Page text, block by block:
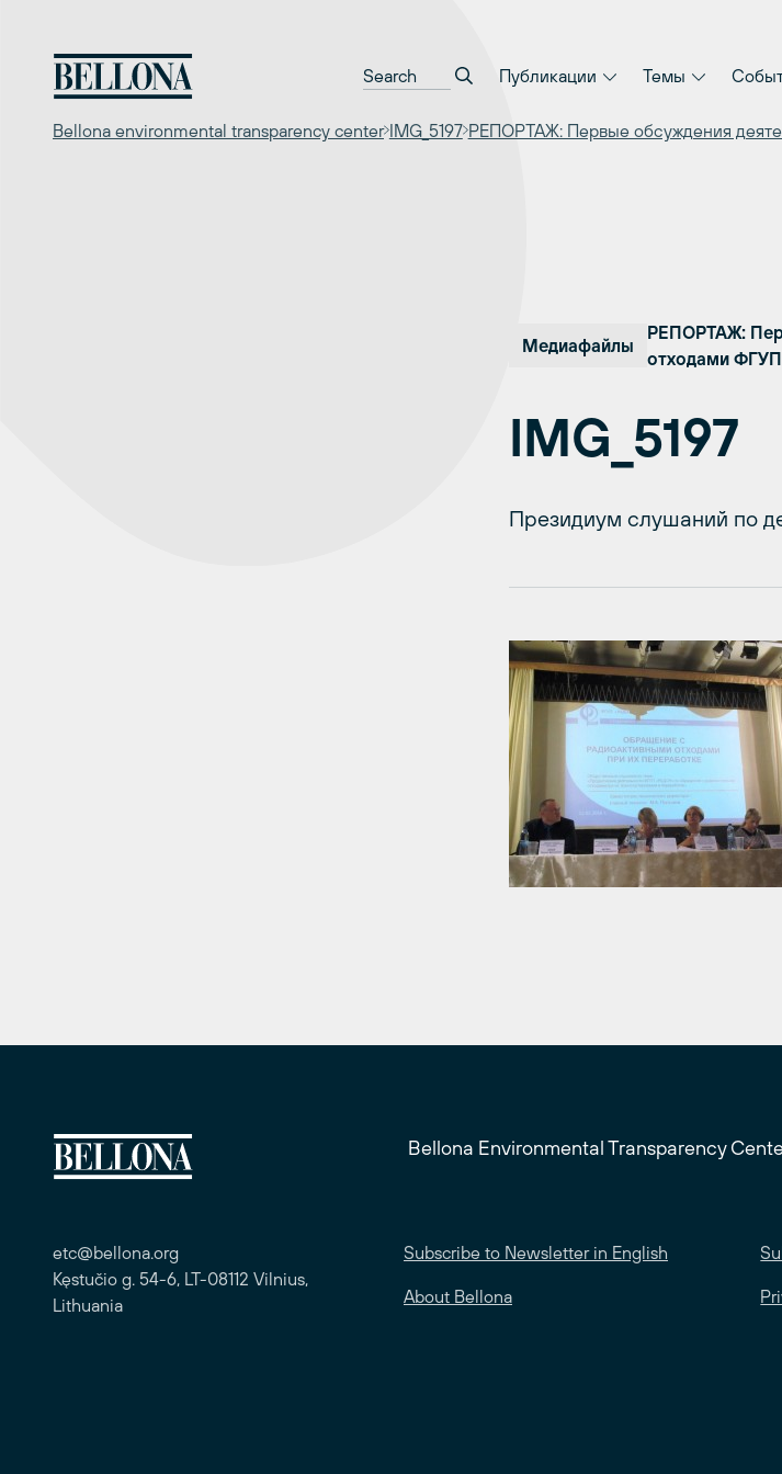
содержимому
Публикации Темы
Bellona environmental transparency center IMG_5197 РЕПОРТАЖ: Первые обсуждения
Медиафайлы
РЕПОРТАЖ:
отходами
IMG_5197
Президиум слушаний по
Bellona Environmental Transparency
etc@bellona.org
Kęstučio g. 54-6, LT-08112 Vilnius,
Lithuania
Subscribe to Newsletter in English
About Bellona